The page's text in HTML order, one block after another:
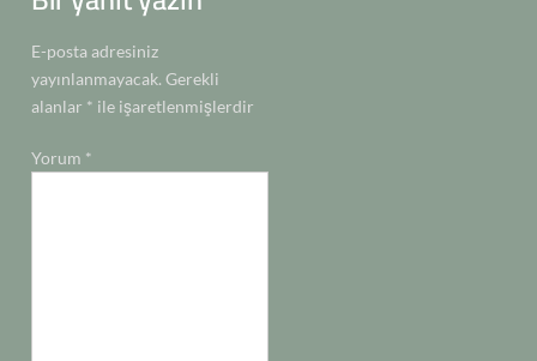
E-posta adresiniz
yayınlanmayacak. Gerekli
alanlar * ile işaretlenmişlerdir
Yorum *